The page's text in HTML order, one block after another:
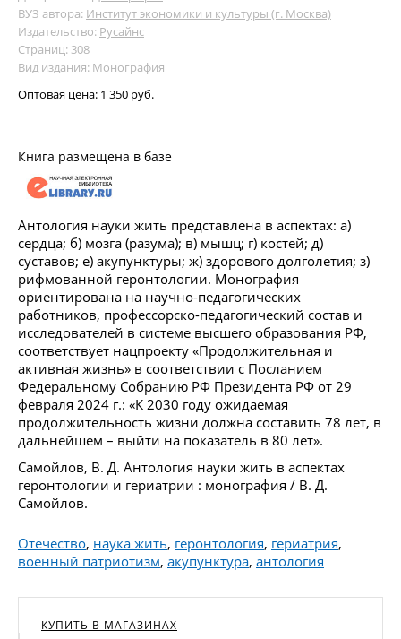
ВУЗ автора: Институт экономики и культуры (г. Москва)
Издательство: Русайнс
Страниц: 308
Вид издания: Монография
Оптовая цена: 1 350 руб.
Книга размещена в базе
Антология науки жить представлена в аспектах: а)
сердца; б) мозга (разума); в) мышц; г) костей; д)
суставов; е) акупунктуры; ж) здорового долголетия; з)
рифмованной геронтологии. Монография
ориентирована на научно-педагогических
работников, профессорско-педагогический состав и
исследователей в системе высшего образования РФ,
соответствует нацпроекту «Продолжительная и
активная жизнь» в соответствии с Посланием
Федеральному Собранию РФ Президента РФ от 29
февраля 2024 г.: «К 2030 году ожидаемая
продолжительность жизни должна составить 78 лет, в
дальнейшем – выйти на показатель в 80 лет».
Самойлов, В. Д. Антология науки жить в аспектах
геронтологии и гериатрии : монография / В. Д.
Самойлов.
Отечество, наука жить, геронтология, гериатрия,
военный патриотизм, акупунктура, антология
КУПИТЬ В МАГАЗИНАХ